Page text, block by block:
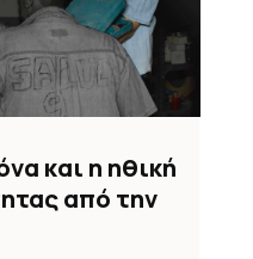
και η ηθική
από την